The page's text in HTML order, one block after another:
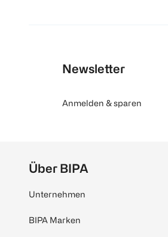
Newsletter
Anmelden & sparen
Über BIPA
Unternehmen
BIPA Marken